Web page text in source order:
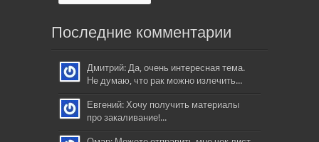
Последние комментарии
Дмитрий: Да, очень интересная тема.
Не думаю, что рак можно излечить...
Евгений: Хочу получить материалы
про закаливание!...